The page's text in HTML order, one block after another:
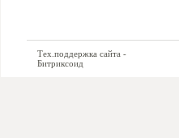
Тех.поддержка сайта -
Битриксоид